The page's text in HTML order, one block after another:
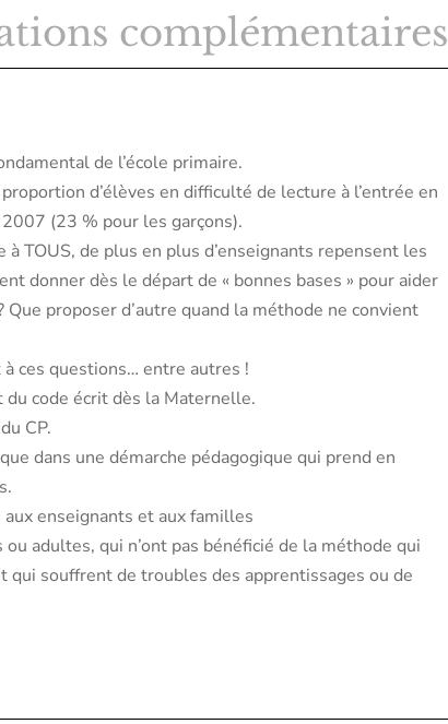
complémentaires
de l’école primaire.
d’élèves en difficulté de lecture à l’entrée en
(23 % pour les garçons).
TOUS, de plus en plus d’enseignants repensent les
donner dès le départ de « bonnes bases » pour aider
proposer d’autre quand la méthode ne convient
ces questions… entre autres !
code écrit dès la Maternelle.
CP.
dans une démarche pédagogique qui prend en
enseignants et aux familles
adultes, qui n’ont pas bénéficié de la méthode qui
qui souffrent de troubles des apprentissages ou de